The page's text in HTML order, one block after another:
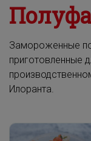
Замороженные
приготовленные
Илоранта.